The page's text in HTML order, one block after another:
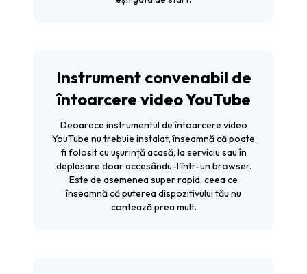
Instrument convenabil de
întoarcere video YouTube
Deoarece instrumentul de întoarcere video
YouTube nu trebuie instalat, înseamnă că poate
fi folosit cu ușurință acasă, la serviciu sau în
deplasare doar accesându-l într-un browser.
Este de asemenea super rapid, ceea ce
înseamnă că puterea dispozitivului tău nu
contează prea mult.